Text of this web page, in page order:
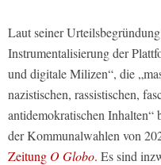
Laut seiner
Instrumentalisierung der
und digitale Milizen“, die
nazistischen, rassistischen,
antidemokratischen
der Kommunalwahlen von
Zeitung O Globo. Es sind